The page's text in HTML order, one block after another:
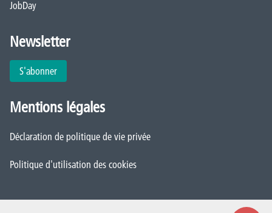
JobDay
Newsletter
S'abonner
Mentions légales
Déclaration de politique de vie privée
Politique d'utilisation des cookies